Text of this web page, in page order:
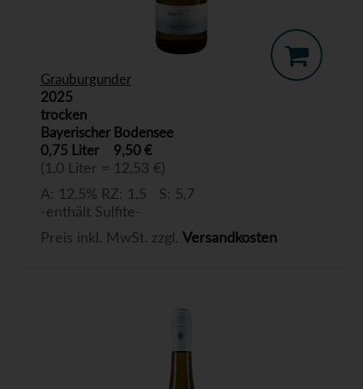
Grauburgunder
2025
trocken
Bayerischer Bodensee
0,75 Liter
9,50 €
(1,0 Liter = 12,53 €)
A: 12,5% RZ: 1,5 S: 5,7
-enthält Sulfite-
Preis inkl. MwSt. zzgl. Versandkosten